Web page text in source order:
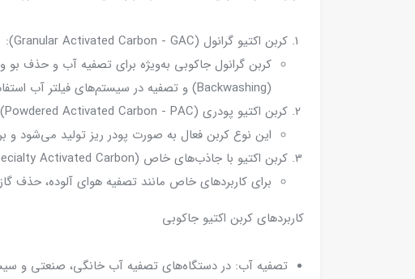
کربن اکتیو گرانول (Granular Activated Carbon - GAC):
کربن گرانول جاکوبی به‌ویژه برای تصفیه آب و حذف
(Backwashing) و تصفیه در سیستم‌های فیلتر آب استفاده می‌شود.
کربن اکتیو پودری (Powdered Activated Carbon - PAC):
این نوع کربن فعال به صورت پودر ریز تولید می‌شود
کربن اکتیو با جاذب‌های خاص (Specialty Activated Carbon):
برای کاربردهای خاص مانند تصفیه هوای آلوده، حذف
کاربردهای کربن اکتیو جاکوبی
تصفیه آب: در دستگاه‌های تصفیه آب خانگی، صنعتی و